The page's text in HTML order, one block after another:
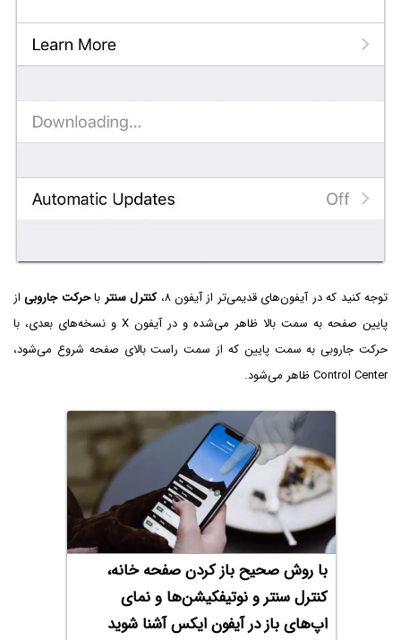
توجه کنید که در آیفون‌های قدیمی‌تر از آیفون ۸، کنترل سنتر باحرکت جاروبیاز
پایین صفحه به سمت بالا ظاهر می‌شده و در آیفون X و نسخه‌های بعدی، با
حرکت جاروبی به سمت پایین که از سمت راست بالای صفحه شروع می‌شود،
Control Center ظاهر می‌شود.
با روش صحیح باز کردن صفحه خانه،
کنترل سنتر و نوتیفکیشن‌ها و نمای
اپ‌های باز در آیفون ایکس آشنا شوید